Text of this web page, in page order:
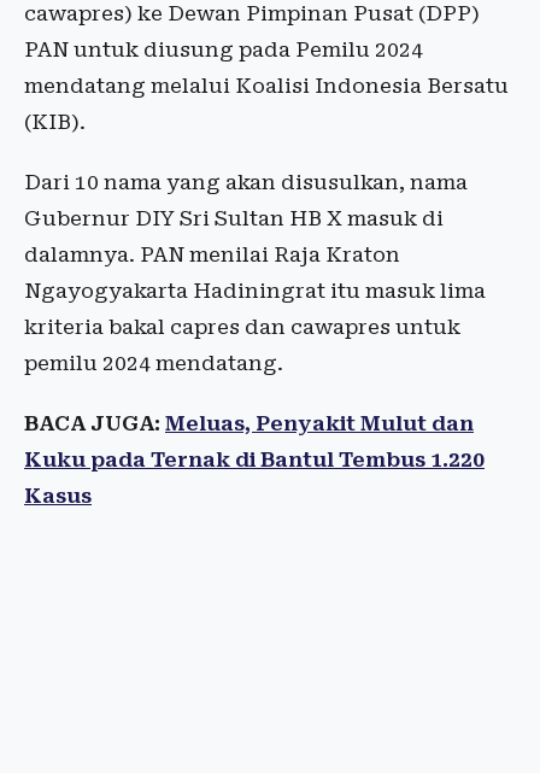
cawapres) ke Dewan Pimpinan Pusat (DPP)
PAN untuk diusung pada Pemilu 2024
mendatang melalui Koalisi Indonesia Bersatu
(KIB).
Dari 10 nama yang akan disusulkan, nama
Gubernur DIY Sri Sultan HB X masuk di
dalamnya. PAN menilai Raja Kraton
Ngayogyakarta Hadiningrat itu masuk lima
kriteria bakal capres dan cawapres untuk
pemilu 2024 mendatang.
BACA JUGA: Meluas, Penyakit Mulut dan
Kuku pada Ternak di Bantul Tembus 1.220
Kasus